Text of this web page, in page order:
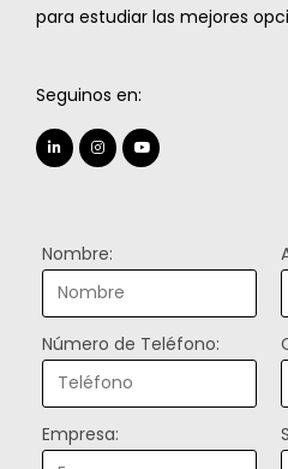
para estudiar las mejores
Seguinos en:
Nombre:
Número de Teléfono:
Empresa: